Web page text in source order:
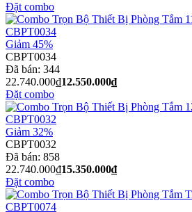
Đặt combo
Giảm 45%
CBPT0034
Đã bán: 344
22.740.000₫12.550.000₫
Đặt combo
Giảm 32%
CBPT0032
Đã bán: 858
22.740.000₫15.350.000₫
Đặt combo